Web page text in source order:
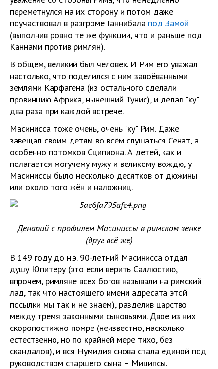
переметнулся на их сторону и потом даже
поучаствовал в разгроме Ганнибала под Замой
(выполнив ровно те же функции, что и раньше под
Каннами против римлян).
В общем, великий был человек. И Рим его уважал
настолько, что поделился с ним завоёванными
землями Карфагена (из остального сделали
провинцию Африка, нынешний Тунис), и делал "ку"
два раза при каждой встрече.
Масинисса тоже очень, очень "ку" Рим. Даже
завещал своим детям во всём слушаться Сенат, а
особенно потомков Сципиона. А детей, как и
полагается могучему мужу и великому вождю, у
Масиниссы было несколько десятков от дюжины
или около того жён и наложниц.
Денарий с профилем Масиниссы в римском венке
(друг всё же)
В 149 году до н.э. 90-летний Масинисса отдал
душу Юпитеру (это если верить Саллюстию,
впрочем, римляне всех богов называли на римский
лад, так что настоящего имени адресата этой
посылки мы так и не знаем), разделив царство
между тремя законными сыновьями. Двое из них
скоропостижно помре (неизвестно, насколько
естественно, но по крайней мере тихо, без
скандалов), и вся Нумидия снова стала единой под
руководством старшего сына – Миципсы.